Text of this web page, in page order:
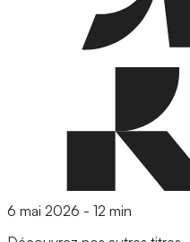
6 mai 2026 - 12 min